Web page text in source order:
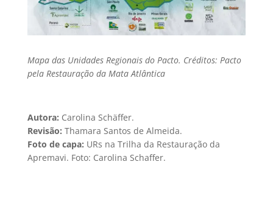
Mapa das Unidades Regionais do Pacto. Créditos: Pacto
pela Restauração da Mata Atlântica
Autora: Carolina Schäffer.
Revisão: Thamara Santos de Almeida.
Foto de capa: URs na Trilha da Restauração da
Apremavi. Foto: Carolina Schaffer.